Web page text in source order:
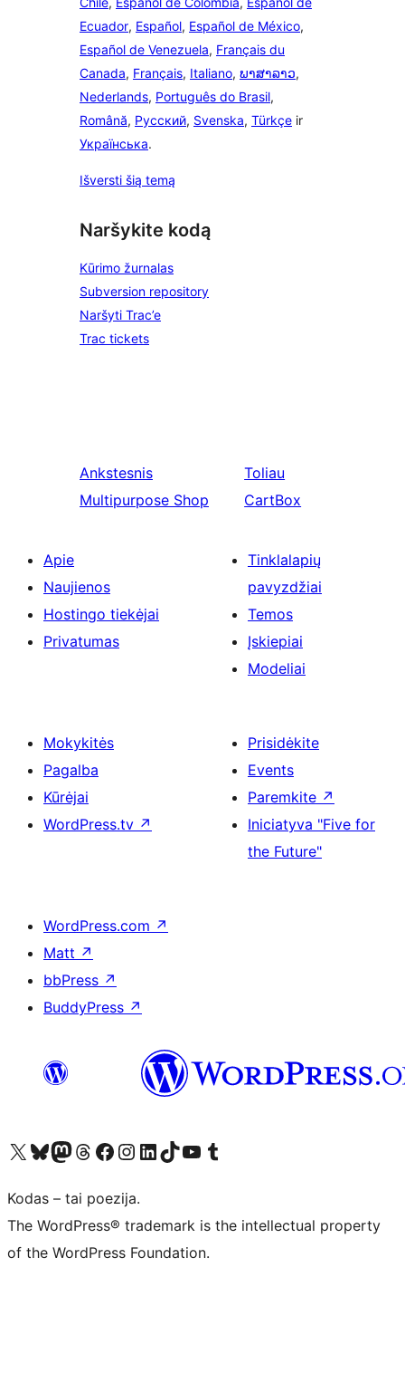
Ecuador, Español, Español de México,
Español de Venezuela, Français du
Canada, Français, Italiano, ພາສາລາວ,
Nederlands, Português do Brasil,
Română, Русский, Svenska, Türkçe ir
Українська.
Išversti šią temą
Naršykite kodą
Kūrimo žurnalas
Subversion repository
Naršyti Trac’e
Trac tickets
Ankstesnis
Multipurpose Shop
Toliau
CartBox
Apie
Naujienos
Hostingo tiekėjai
Privatumas
Tinklalapių
pavyzdžiai
Temos
Įskiepiai
Modeliai
Mokykitės
Pagalba
Kūrėjai
WordPress.tv ↗
Prisidėkite
Events
Paremkite ↗
Iniciatyva "Five for
the Future"
WordPress.com ↗
Matt ↗
bbPress ↗
BuddyPress ↗
Visit our X (formerly Twitter) account
Apsilankykite mūsų Bluesky paskyroje
Visit our Mastodon account
Apsilankykite mūsų Threads paskyroje
Visit our Facebook page
Visit our Instagram account
Visit our LinkedIn account
Apsilankykite mūsų TikTok paskyroje
Visit our YouTube channel
Apsilankykite mūsų Tumblr paskyroje
Kodas – tai poezija.
The WordPress® trademark is the intellectual property
of the WordPress Foundation.